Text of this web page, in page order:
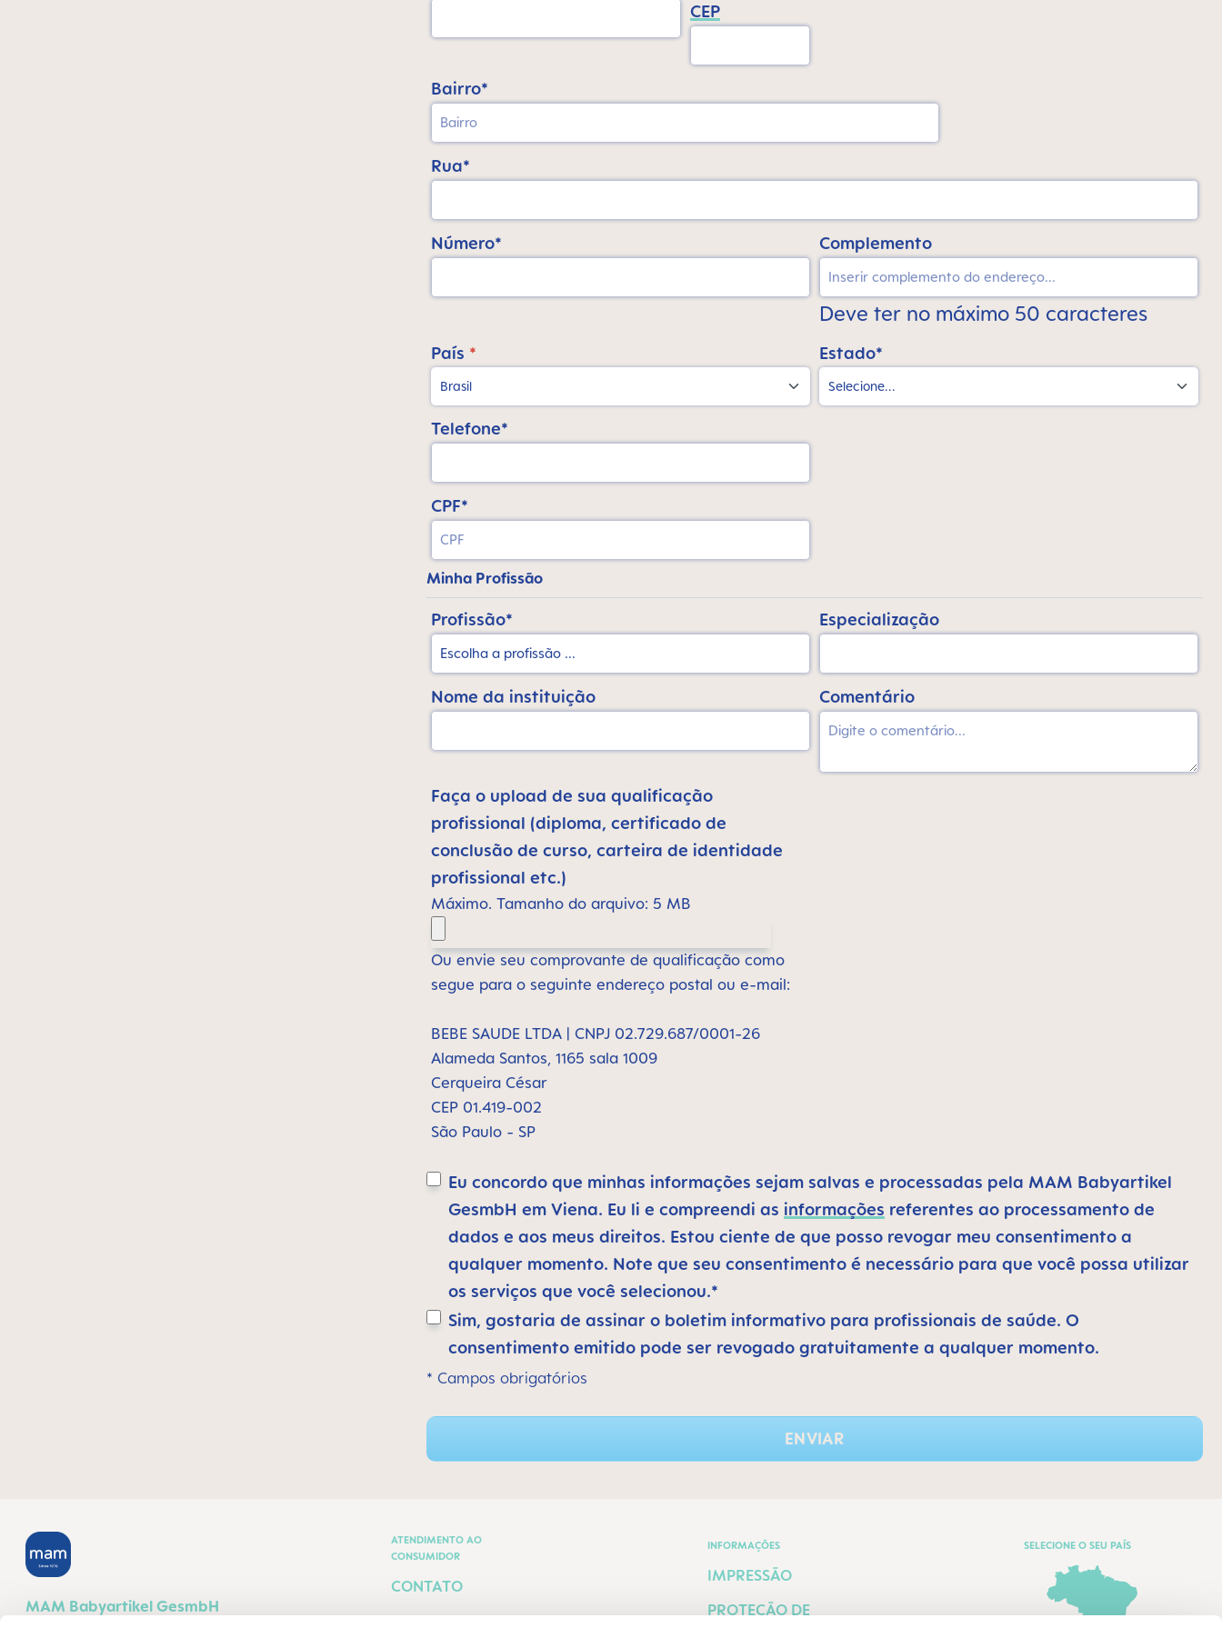
CEP
Bairro*
Rua*
Número* Complemento
Deve ter no máximo 50 caracteres
País * Estado*
Telefone*
CPF*
Minha Profissão
Profissão* Especialização
Nome da instituição Comentário
Faça o upload de sua qualificação
profissional (diploma, certificado de
conclusão de curso, carteira de identidade
profissional etc.)
Máximo. Tamanho do arquivo: 5 MB
Ou envie seu comprovante de qualificação como
segue para o seguinte endereço postal ou e-mail:
BEBE SAUDE LTDA | CNPJ 02.729.687/0001-26
Alameda Santos, 1165 sala 1009
Cerqueira César
CEP 01.419-002
São Paulo - SP
Eu concordo que minhas informações sejam salvas e processadas pela MAM Babyartikel
GesmbH em Viena. Eu li e compreendi as informações referentes ao processamento de
dados e aos meus direitos. Estou ciente de que posso revogar meu consentimento a
qualquer momento. Note que seu consentimento é necessário para que você possa utilizar
os serviços que você selecionou.*
Sim, gostaria de assinar o boletim informativo para profissionais de saúde. O
consentimento emitido pode ser revogado gratuitamente a qualquer momento.
* Campos obrigatórios
ENVIAR
MAM Babyartikel GesmbH
ATENDIMENTO AO
CONSUMIDOR
CONTATO
TERMOS E
INFORMAÇÕES
IMPRESSÃO
PROTEÇÃO DE
SELECIONE O SEU PAÍS